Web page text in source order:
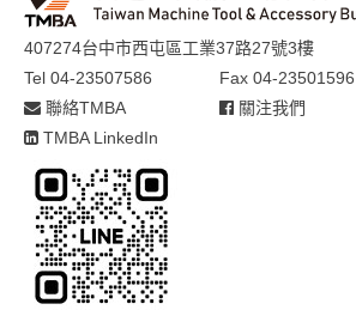
407274台中市西屯區工業37路27號3樓
Tel 04-23507586
Fax 04-23501596
聯絡TMBA
關注我們
TMBA LinkedIn